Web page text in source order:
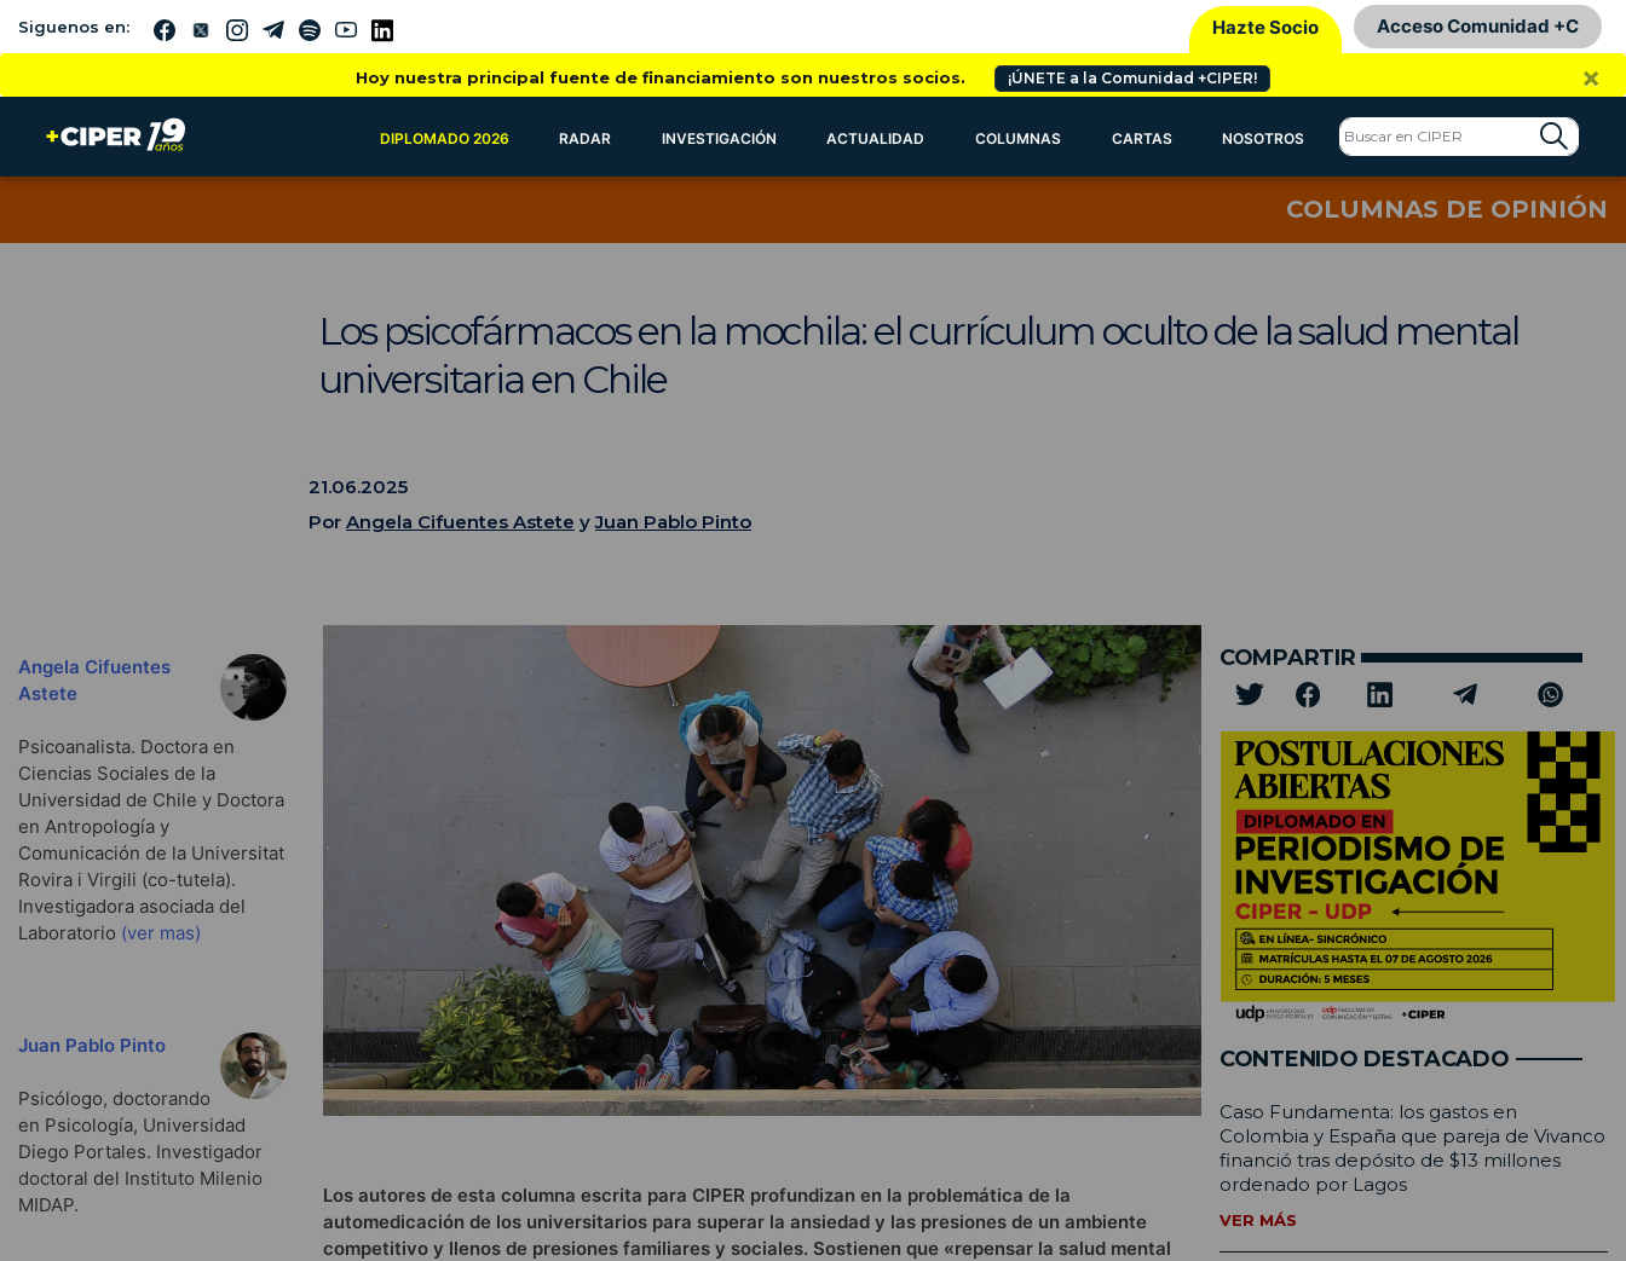
Siguenos en: Hazte Socio Acceso Comunidad +C
Hoy nuestra principal fuente de financiamiento son nuestros socios. ¡ÚNETE a la Comunidad +CIPER! ×
DIPLOMADO 2026 RADAR INVESTIGACIÓN ACTUALIDAD COLUMNAS CARTAS NOSOTROS
COLUMNAS DE OPINIÓN
Los psicofármacos en la mochila: el currículum oculto de la salud mental
universitaria en Chile
21.06.2025
Por Angela Cifuentes Astete yJuan Pablo Pinto
Angela Cifuentes
Astete
Psicoanalista. Doctora en
Ciencias Sociales de la
Universidad de Chile y Doctora
en Antropología y
Comunicación de la Universitat
Rovira i Virgili (co-tutela).
Investigadora asociada del
Laboratorio (ver mas)
Juan Pablo Pinto
Psicólogo, doctorando
en Psicología, Universidad
Diego Portales. Investigador
doctoral del Instituto Milenio
MIDAP.
Los autores de esta columna escrita para CIPER profundizan en la problemática de la
automedicación de los universitarios para superar la ansiedad y las presiones de un ambiente
competitivo y llenos de presiones familiares y sociales. Sostienen que «repensar la salud mental
COMPARTIR
CONTENIDO DESTACADO
Caso Fundamenta: los gastos en
Colombia y España que pareja de Vivanco
financió tras depósito de $13 millones
ordenado por Lagos
VER MÁS